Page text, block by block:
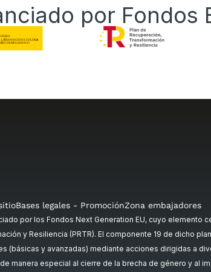
por Fondos
Bases legales - PromociónZona embajadores
por los Fondos Next Generation EU, cuyo
y Resiliencia (PRTR). El componente 19 de dicho
(básicas y avanzadas) mediante acciones dirigidas a
manera especial al cierre de la brecha de género y al